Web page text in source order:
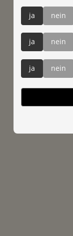
ja nein
ja nein
ja nein